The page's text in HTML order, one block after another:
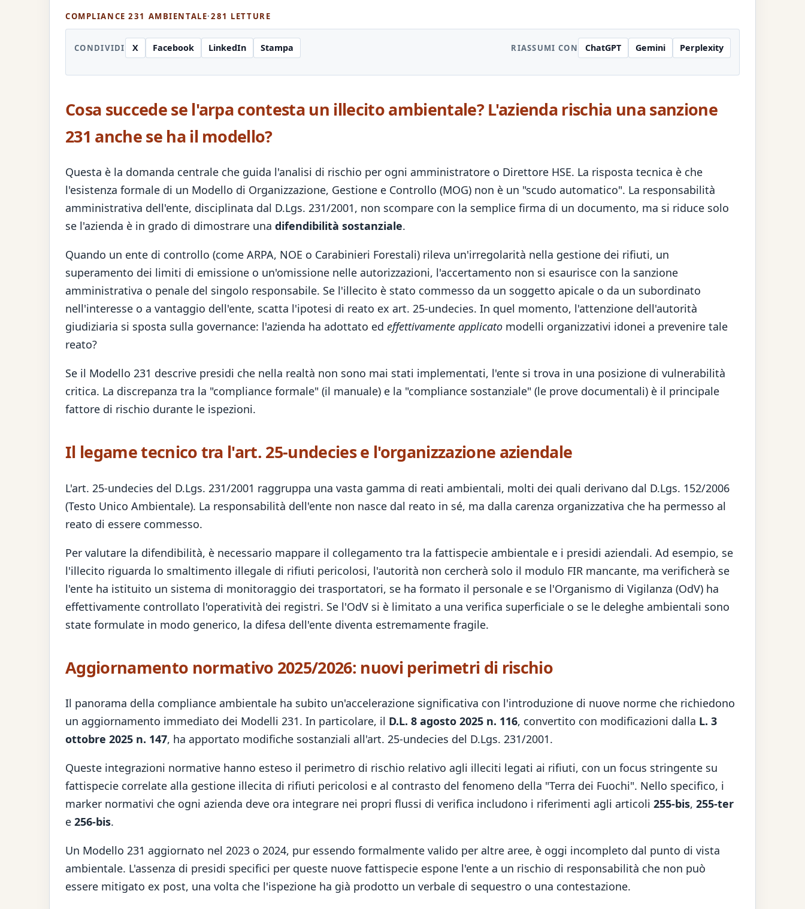
COMPLIANCE 231 AMBIENTALE·281 LETTURE
CONDIVIDI X Facebook LinkedIn Stampa RIASSUMI CON ChatGPT Gemini Perplexity
Cosa succede se l'arpa contesta un illecito ambientale? L'azienda rischia una sanzione
231 anche se ha il modello?
Questa è la domanda centrale che guida l'analisi di rischio per ogni amministratore o Direttore HSE. La risposta tecnica è che
l'esistenza formale di un Modello di Organizzazione, Gestione e Controllo (MOG) non è un "scudo automatico". La responsabilità
amministrativa dell'ente, disciplinata dal D.Lgs. 231/2001, non scompare con la semplice firma di un documento, ma si riduce solo
se l'azienda è in grado di dimostrare una difendibilità sostanziale.
Quando un ente di controllo (come ARPA, NOE o Carabinieri Forestali) rileva un'irregolarità nella gestione dei rifiuti, un
superamento dei limiti di emissione o un'omissione nelle autorizzazioni, l'accertamento non si esaurisce con la sanzione
amministrativa o penale del singolo responsabile. Se l'illecito è stato commesso da un soggetto apicale o da un subordinato
nell'interesse o a vantaggio dell'ente, scatta l'ipotesi di reato ex art. 25-undecies. In quel momento, l'attenzione dell'autorità
giudiziaria si sposta sulla governance: l'azienda ha adottato ed effettivamente applicato modelli organizzativi idonei a prevenire tale
reato?
Se il Modello 231 descrive presidi che nella realtà non sono mai stati implementati, l'ente si trova in una posizione di vulnerabilità
critica. La discrepanza tra la "compliance formale" (il manuale) e la "compliance sostanziale" (le prove documentali) è il principale
fattore di rischio durante le ispezioni.
Il legame tecnico tra l'art. 25-undecies e l'organizzazione aziendale
L'art. 25-undecies del D.Lgs. 231/2001 raggruppa una vasta gamma di reati ambientali, molti dei quali derivano dal D.Lgs. 152/2006
(Testo Unico Ambientale). La responsabilità dell'ente non nasce dal reato in sé, ma dalla carenza organizzativa che ha permesso al
reato di essere commesso.
Per valutare la difendibilità, è necessario mappare il collegamento tra la fattispecie ambientale e i presidi aziendali. Ad esempio, se
l'illecito riguarda lo smaltimento illegale di rifiuti pericolosi, l'autorità non cercherà solo il modulo FIR mancante, ma verificherà se
l'ente ha istituito un sistema di monitoraggio dei trasportatori, se ha formato il personale e se l'Organismo di Vigilanza (OdV) ha
effettivamente controllato l'operatività dei registri. Se l'OdV si è limitato a una verifica superficiale o se le deleghe ambientali sono
state formulate in modo generico, la difesa dell'ente diventa estremamente fragile.
Aggiornamento normativo 2025/2026: nuovi perimetri di rischio
Il panorama della compliance ambientale ha subito un'accelerazione significativa con l'introduzione di nuove norme che richiedono
un aggiornamento immediato dei Modelli 231. In particolare, il D.L. 8 agosto 2025 n. 116, convertito con modificazioni dalla L. 3
ottobre 2025 n. 147, ha apportato modifiche sostanziali all'art. 25-undecies del D.Lgs. 231/2001.
Queste integrazioni normative hanno esteso il perimetro di rischio relativo agli illeciti legati ai rifiuti, con un focus stringente su
fattispecie correlate alla gestione illecita di rifiuti pericolosi e al contrasto del fenomeno della "Terra dei Fuochi". Nello specifico, i
marker normativi che ogni azienda deve ora integrare nei propri flussi di verifica includono i riferimenti agli articoli 255-bis, 255-ter
e 256-bis.
Un Modello 231 aggiornato nel 2023 o 2024, pur essendo formalmente valido per altre aree, è oggi incompleto dal punto di vista
ambientale. L'assenza di presidi specifici per queste nuove fattispecie espone l'ente a un rischio di responsabilità che non può
essere mitigato ex post, una volta che l'ispezione ha già prodotto un verbale di sequestro o una contestazione.